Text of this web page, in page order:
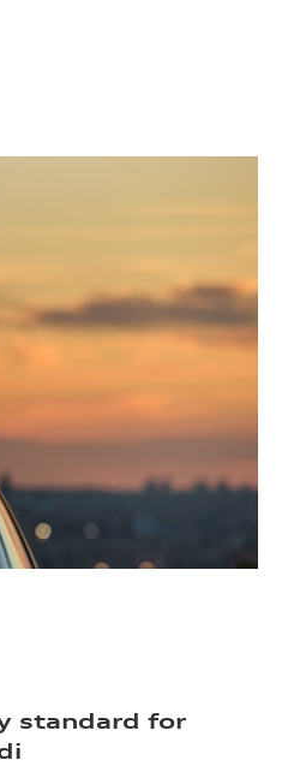
standard for